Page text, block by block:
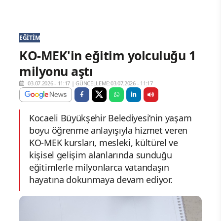
EĞITIM
KO-MEK'in eğitim yolculuğu 1
milyonu aştı
03.07.2026 - 11:17 |GÜNCELLEME:03.07.2026 - 11:17
Kocaeli Büyükşehir Belediyesi’nin yaşam
boyu öğrenme anlayışıyla hizmet veren
KO-MEK kursları, mesleki, kültürel ve
kişisel gelişim alanlarında sunduğu
eğitimlerle milyonlarca vatandaşın
hayatına dokunmaya devam ediyor.